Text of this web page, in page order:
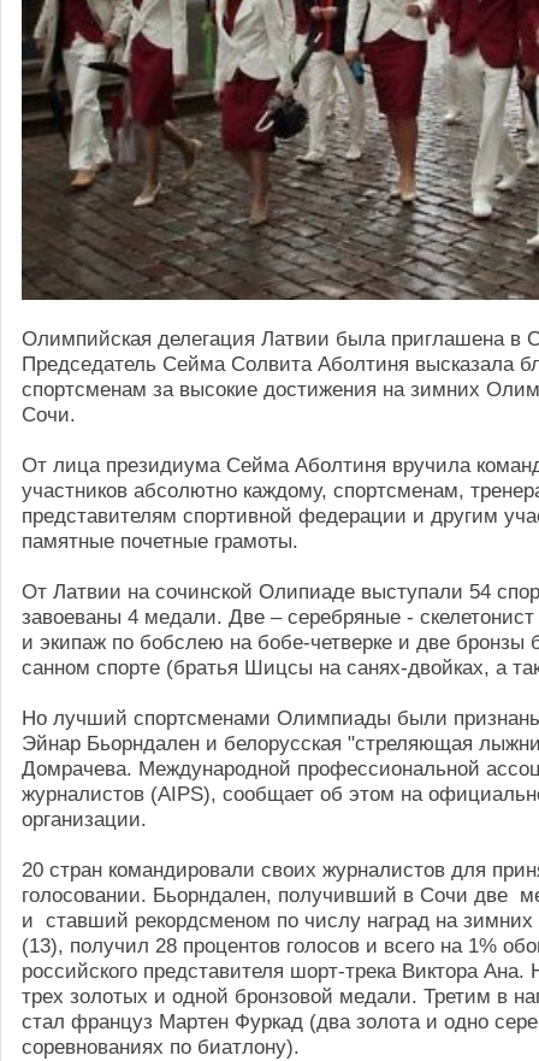
Олимпийская делегация Латвии была приглашена в
Председатель Сейма Солвита Аболтиня высказала
спортсменам за высокие достижения на зимних
Сочи.
От лица президиума Сейма Аболтиня вручила
участников абсолютно каждому, спортсменам,
представителям спортивной федерации и другим
памятные почетные грамоты.
От Латвии на сочинской Олипиаде выступали 54
завоеваны 4 медали. Две – серебряные -
и экипаж по бобслею на бобе-четверке и две бронзы
санном спорте (братья Шицсы на санях-двойках, а
Но лучший спортсменами Олимпиады были
Эйнар Бьорндален и белорусская "стреляющая
Домрачева. Международной профессиональной
журналистов (AIPS), сообщает об этом на
организации.
20 стран командировали своих журналистов для
голосовании. Бьорндален, получивший в Сочи две
и ставший рекордсменом по числу наград на
(13), получил 28 процентов голосов и всего на 1%
российского представителя шорт-трека Виктора Ана.
трех золотых и одной бронзовой медали. Третим в
стал француз Мартен Фуркад (два золота и одно
соревнованиях по биатлону).